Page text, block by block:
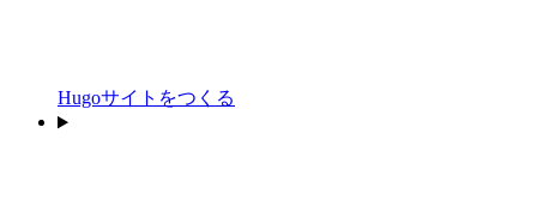
Hugoサイトをつくる